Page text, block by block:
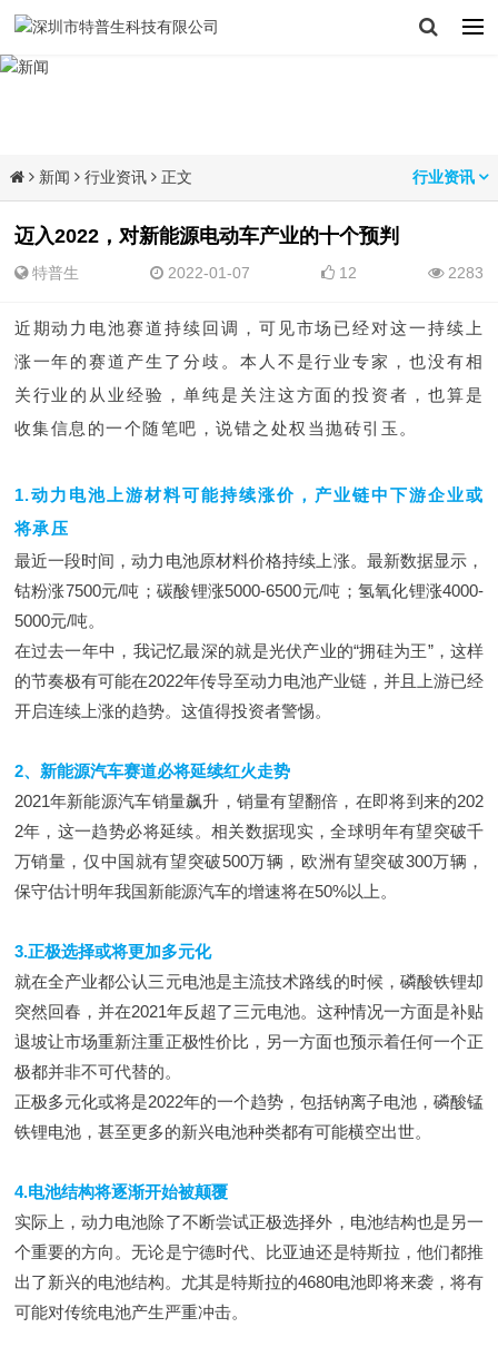
新闻 行业资讯 正文 行业资讯
迈入2022，对新能源电动车产业的十个预判
特普生 2022-01-07 12 2283
近期动力电池赛道持续回调，可见市场已经对这一持续上
涨一年的赛道产生了分歧。本人不是行业专家，也没有相
关行业的从业经验，单纯是关注这方面的投资者，也算是
收集信息的一个随笔吧，说错之处权当抛砖引玉。
1.动力电池上游材料可能持续涨价，产业链中下游企业或
将承压
最近一段时间，动力电池原材料价格持续上涨。最新数据显示，
钴粉涨7500元/吨；碳酸锂涨5000-6500元/吨；氢氧化锂涨4000-
5000元/吨。
在过去一年中，我记忆最深的就是光伏产业的“拥硅为王”，这样
的节奏极有可能在2022年传导至动力电池产业链，并且上游已经
开启连续上涨的趋势。这值得投资者警惕。
2、新能源汽车赛道必将延续红火走势
2021年新能源汽车销量飙升，销量有望翻倍，在即将到来的202
2年，这一趋势必将延续。相关数据现实，全球明年有望突破千
万销量，仅中国就有望突破500万辆，欧洲有望突破300万辆，
保守估计明年我国新能源汽车的增速将在50%以上。
3.正极选择或将更加多元化
就在全产业都公认三元电池是主流技术路线的时候，磷酸铁锂却
突然回春，并在2021年反超了三元电池。这种情况一方面是补贴
退坡让市场重新注重正极性价比，另一方面也预示着任何一个正
极都并非不可代替的。
正极多元化或将是2022年的一个趋势，包括钠离子电池，磷酸锰
铁锂电池，甚至更多的新兴电池种类都有可能横空出世。
4.电池结构将逐渐开始被颠覆
实际上，动力电池除了不断尝试正极选择外，电池结构也是另一
个重要的方向。无论是宁德时代、比亚迪还是特斯拉，他们都推
出了新兴的电池结构。尤其是特斯拉的4680电池即将来袭，将有
可能对传统电池产生严重冲击。